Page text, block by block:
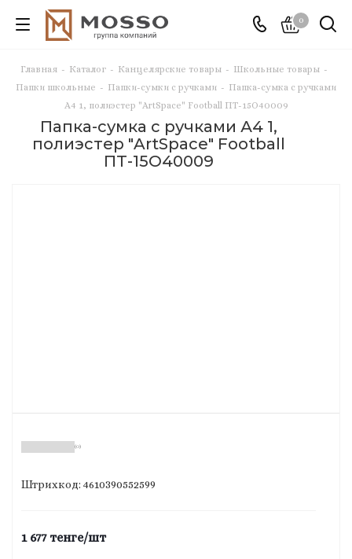
0
Главная - Каталог - Канцелярские товары - Школьные товары -
Папки школьные - Папки-сумки с ручками - Папка-сумка с ручками
А4 1, полиэстер "ArtSpace" Football ПТ-15О40009
Папка-сумка с ручками А4 1,
полиэстер "ArtSpace" Football
ПТ-15О40009
(0)
Штрихкод: 4610390552599
1 677тенге/шт